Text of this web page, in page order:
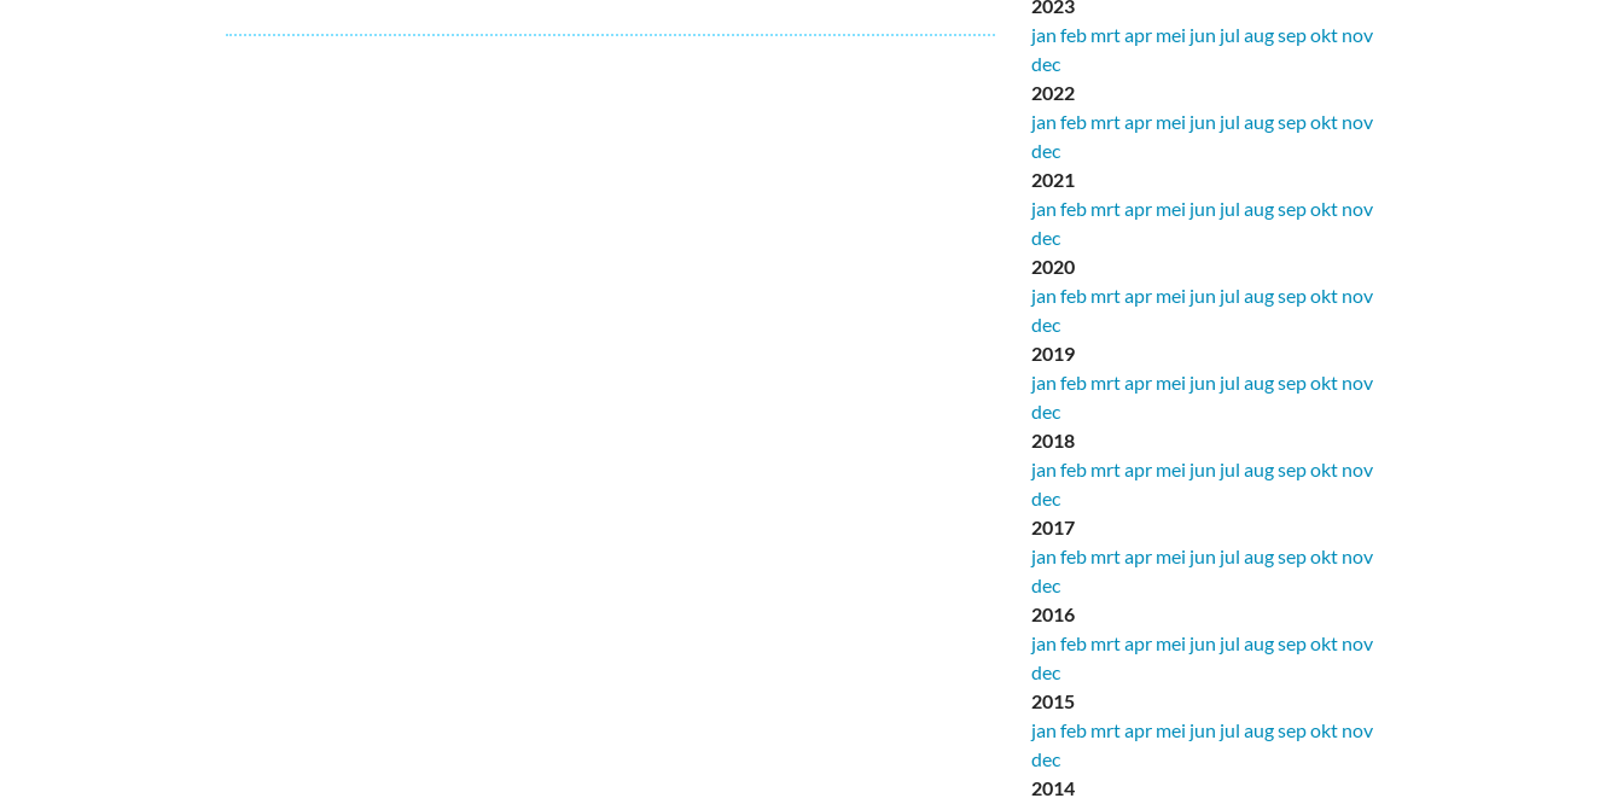
2023
jan feb mrtapr mei jun jul augsepokt nov
dec
2022
jan feb mrtapr mei jun jul augsepokt nov
dec
2021
jan feb mrtapr mei jun jul augsepokt nov
dec
2020
jan feb mrtapr mei jun jul augsepokt nov
dec
2019
jan feb mrtapr mei jun jul augsepokt nov
dec
2018
jan feb mrtapr mei jun jul augsepokt nov
dec
2017
jan feb mrtapr mei jun jul augsepokt nov
dec
2016
jan feb mrtapr mei jun jul augsepokt nov
dec
2015
jan feb mrtapr mei jun jul augsepokt nov
dec
2014